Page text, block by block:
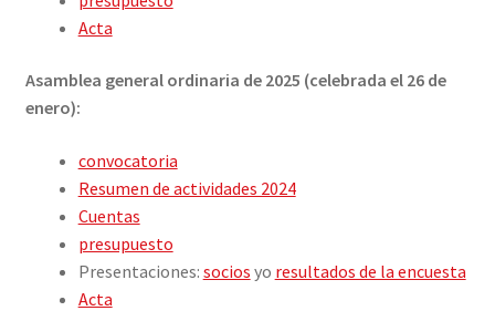
¿Qué son las comunidades catalanas en el exterior?
ACTIVIDADES
CURSOS
MIEMBROS DE FES-TE
Acta
Asamblea general ordinaria de 2025 (celebrada el 26 de
enero):
convocatoria
Resumen de actividades 2024
Cuentas
presupuesto
Presentaciones: socios yo resultados de la encuesta
Acta